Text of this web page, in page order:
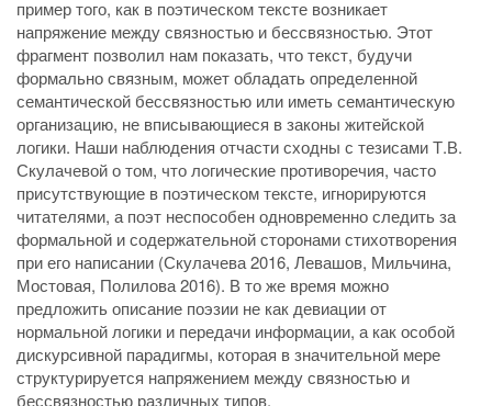
пример того, как в поэтическом тексте возникает
напряжение между связностью и бессвязностью. Этот
фрагмент позволил нам показать, что текст, будучи
формально связным, может обладать определенной
семантической бессвязностью или иметь семантическую
организацию, не вписывающиеся в законы житейской
логики. Наши наблюдения отчасти сходны с тезисами Т.В.
Скулачевой о том, что логические противоречия, часто
присутствующие в поэтическом тексте, игнорируются
читателями, а поэт неспособен одновременно следить за
формальной и содержательной сторонами стихотворения
при его написании (Скулачева 2016, Левашов, Мильчина,
Мостовая, Полилова 2016). В то же время можно
предложить описание поэзии не как девиации от
нормальной логики и передачи информации, а как особой
дискурсивной парадигмы, которая в значительной мере
структурируется напряжением между связностью и
бессвязностью различных типов.